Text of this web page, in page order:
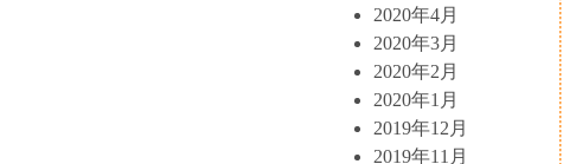
2020年4月
2020年3月
2020年2月
2020年1月
2019年12月
2019年11月